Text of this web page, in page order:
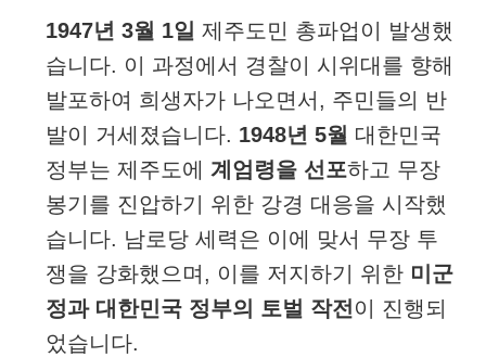
1947년 3월 1일 제주도민 총파업이 발생했
습니다. 이 과정에서 경찰이 시위대를 향해
발포하여 희생자가 나오면서, 주민들의 반
발이 거세졌습니다. 1948년 5월 대한민국
정부는 제주도에 계엄령을 선포하고 무장
봉기를 진압하기 위한 강경 대응을 시작했
습니다. 남로당 세력은 이에 맞서 무장 투
쟁을 강화했으며, 이를 저지하기 위한 미군
정과 대한민국 정부의 토벌 작전이 진행되
었습니다.